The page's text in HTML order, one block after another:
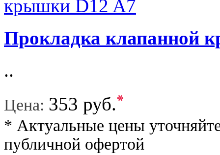
Прокладка клапанной
..
Цена: 353 руб.*
* Актуальные цены
публичной офертой